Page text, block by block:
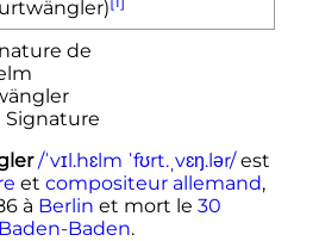
Signature
/ˈvɪl.hɛlm ˈfʊrt.ˌvɛŋ.lər/est
et compositeur allemand,
à Berlin et mort le 30
Baden-Baden.